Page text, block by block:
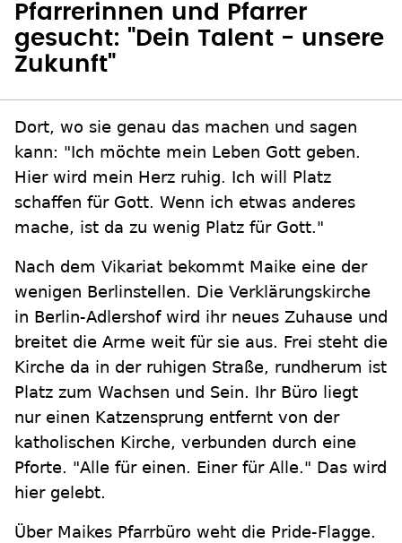
Pfarrerinnen und Pfarrer
gesucht: "Dein Talent - unsere
Zukunft"
Dort, wo sie genau das machen und sagen
kann: "Ich möchte mein Leben Gott geben.
Hier wird mein Herz ruhig. Ich will Platz
schaffen für Gott. Wenn ich etwas anderes
mache, ist da zu wenig Platz für Gott."
Nach dem Vikariat bekommt Maike eine der
wenigen Berlinstellen. Die Verklärungskirche
in Berlin-Adlershof wird ihr neues Zuhause und
breitet die Arme weit für sie aus. Frei steht die
Kirche da in der ruhigen Straße, rundherum ist
Platz zum Wachsen und Sein. Ihr Büro liegt
nur einen Katzensprung entfernt von der
katholischen Kirche, verbunden durch eine
Pforte. "Alle für einen. Einer für Alle." Das wird
hier gelebt.
Über Maikes Pfarrbüro weht die Pride-Flagge.